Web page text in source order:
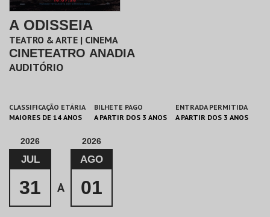
A ODISSEIA
TEATRO & ARTE | CINEMA
CINETEATRO ANADIA
AUDITÓRIO
CLASSIFICAÇÃO ETÁRIA
MAIORES DE 14 ANOS
BILHETE PAGO
A PARTIR DOS 3 ANOS
ENTRADA PERMITIDA
A PARTIR DOS 3 ANOS
2026
JUL
31 A
2026
AGO
01